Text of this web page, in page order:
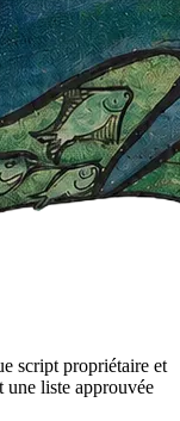
script propriétaire et
une liste approuvée